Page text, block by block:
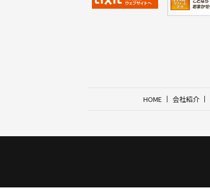
HOME 会社紹介